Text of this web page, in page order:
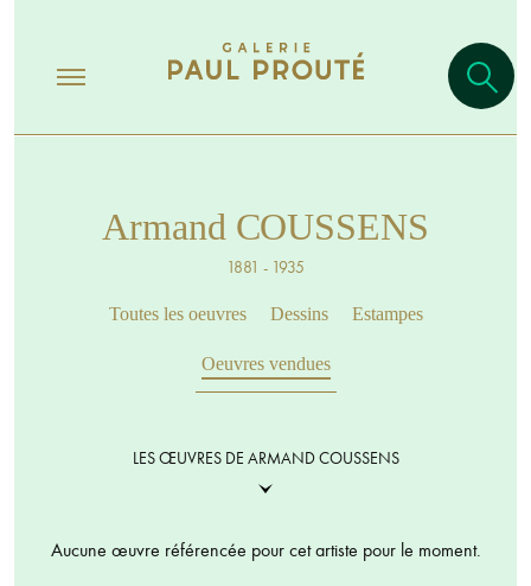
Armand COUSSENS
1881 - 1935
Toutes les oeuvres Dessins Estampes
Oeuvres vendues
LES ŒUVRES DE ARMAND COUSSENS
Aucune œuvre référencée pour cet artiste pour le moment.